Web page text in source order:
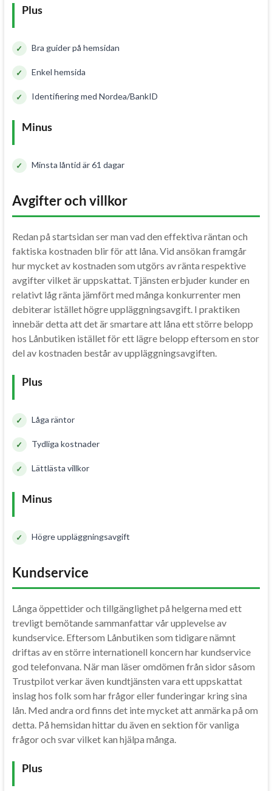
Plus
Bra guider på hemsidan
Enkel hemsida
Identifiering med Nordea/BankID
Minus
Minsta låntid är 61 dagar
Avgifter och villkor
Redan på startsidan ser man vad den effektiva räntan och
faktiska kostnaden blir för att låna. Vid ansökan framgår
hur mycket av kostnaden som utgörs av ränta respektive
avgifter vilket är uppskattat. Tjänsten erbjuder kunder en
relativt låg ränta jämfört med många konkurrenter men
debiterar istället högre uppläggningsavgift. I praktiken
innebär detta att det är smartare att låna ett större belopp
hos Lånbutiken istället för ett lägre belopp eftersom en stor
del av kostnaden består av uppläggningsavgiften.
Plus
Låga räntor
Tydliga kostnader
Lättlästa villkor
Minus
Högre uppläggningsavgift
Kundservice
Långa öppettider och tillgänglighet på helgerna med ett
trevligt bemötande sammanfattar vår upplevelse av
kundservice. Eftersom Lånbutiken som tidigare nämnt
driftas av en större internationell koncern har kundservice
god telefonvana. När man läser omdömen från sidor såsom
Trustpilot verkar även kundtjänsten vara ett uppskattat
inslag hos folk som har frågor eller funderingar kring sina
lån. Med andra ord finns det inte mycket att anmärka på om
detta. På hemsidan hittar du även en sektion för vanliga
frågor och svar vilket kan hjälpa många.
Plus